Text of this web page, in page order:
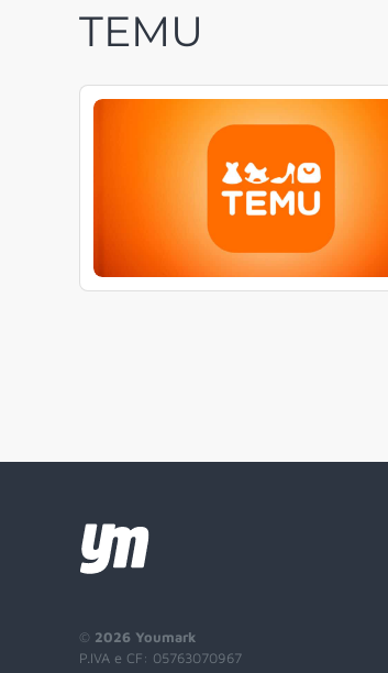
TEMU
© 2026 Youmark
P.IVA e CF: 05763070967